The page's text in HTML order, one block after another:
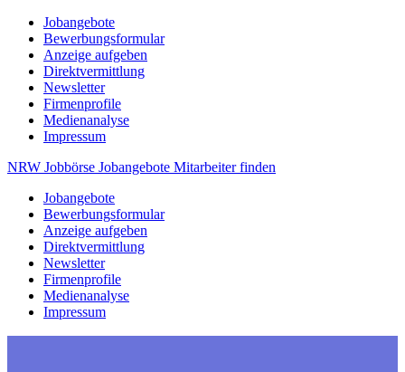
springenJobangebote
Bewerbungsformular
Anzeige aufgeben
Direktvermittlung
Newsletter
Firmenprofile
Medienanalyse
Impressum
NRW Jobbörse Jobangebote Mitarbeiterfinden
Jobangebote
Bewerbungsformular
Anzeige aufgeben
Direktvermittlung
Newsletter
Firmenprofile
Medienanalyse
Impressum